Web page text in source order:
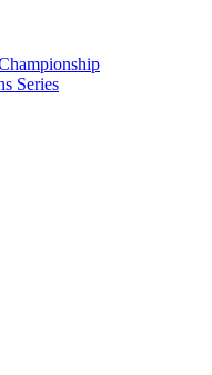
Series